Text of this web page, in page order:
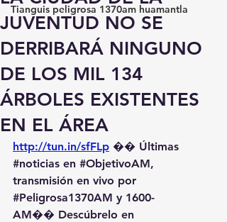
Tianguis peligrosa 1370am huamantla
JUVENTUD NO SE
DERRIBARÁ NINGUNO
DE LOS MIL 134
ÁRBOLES EXISTENTES
EN EL ÁREA
http://tun.in/sfFLp �� Últimas
#noticias en #ObjetivoAM,
transmisión en vivo por
#Peligrosa1370AM y 1600-
AM��️ Descúbrelo en